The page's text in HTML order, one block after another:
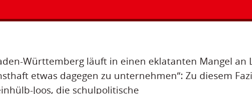
Württemberg läuft in einen eklatanten Mangel an
etwas dagegen zu unternehmen“: Zu diesem
Joos, die schulpolitische